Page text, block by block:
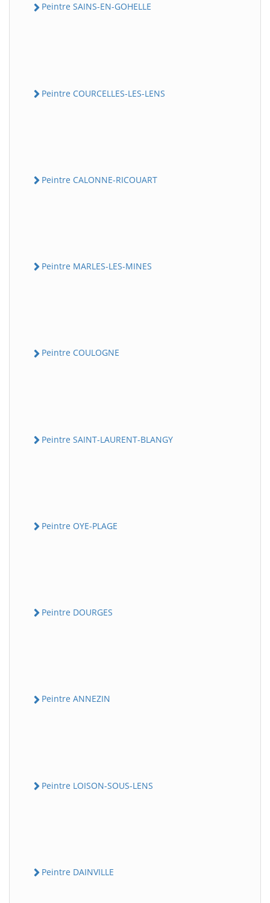
Peintre SAINS-EN-GOHELLE
Peintre COURCELLES-LES-LENS
Peintre CALONNE-RICOUART
Peintre MARLES-LES-MINES
Peintre COULOGNE
Peintre SAINT-LAURENT-BLANGY
Peintre OYE-PLAGE
Peintre DOURGES
Peintre ANNEZIN
Peintre LOISON-SOUS-LENS
Peintre DAINVILLE